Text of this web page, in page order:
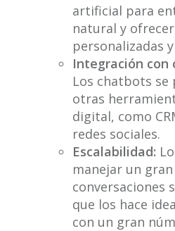
artificial para
natural y
personalizadas
Integración con
Los chatbots
otras
digital, como
redes sociales.
Escalabilidad:
manejar un
conversaciones
que los hace
con un gran